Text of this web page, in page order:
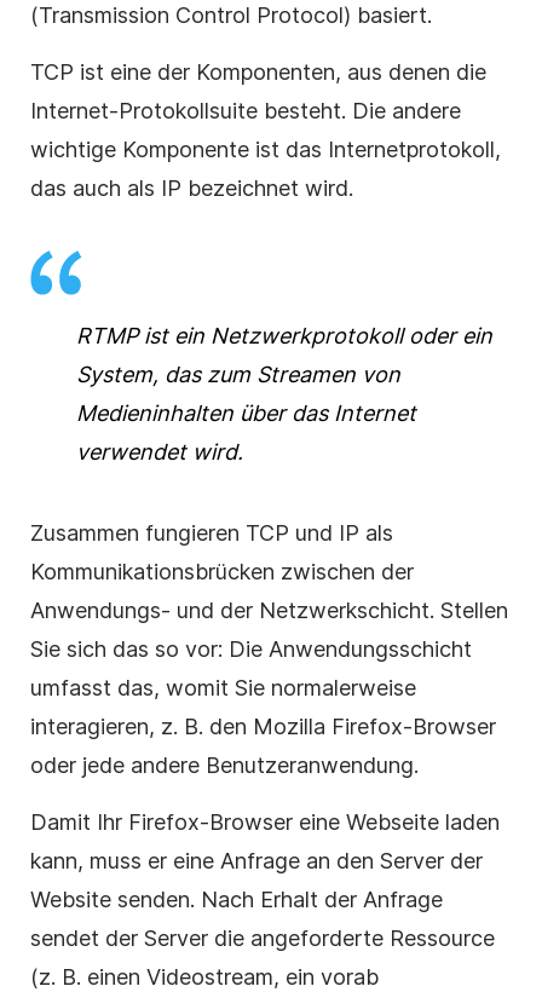
(Transmission Control Protocol) basiert.
TCP ist eine der Komponenten, aus denen die
Internet-Protokollsuite besteht. Die andere
wichtige Komponente ist das Internetprotokoll,
das auch als IP bezeichnet wird.
RTMP ist ein Netzwerkprotokoll oder ein
System, das zum Streamen von
Medieninhalten über das Internet
verwendet wird.
Zusammen fungieren TCP und IP als
Kommunikationsbrücken zwischen der
Anwendungs- und der Netzwerkschicht. Stellen
Sie sich das so vor: Die Anwendungsschicht
umfasst das, womit Sie normalerweise
interagieren, z. B. den Mozilla Firefox-Browser
oder jede andere Benutzeranwendung.
Damit Ihr Firefox-Browser eine Webseite laden
kann, muss er eine Anfrage an den Server der
Website senden. Nach Erhalt der Anfrage
sendet der Server die angeforderte Ressource
(z. B. einen Videostream, ein vorab